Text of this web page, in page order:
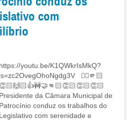
com
https://youtu.be/K1QWkrIsMkQ?
is=zc2OvegOhoNgdg3V 👉🏼🫵🏻
👏🏻🙌🏻👍🚧🤝👊🏻👏🏻👏🏻👏🏻
Presidente da Câmara Municipal de
Patrocínio conduz os trabalhos do
Legislativo com serenidade e